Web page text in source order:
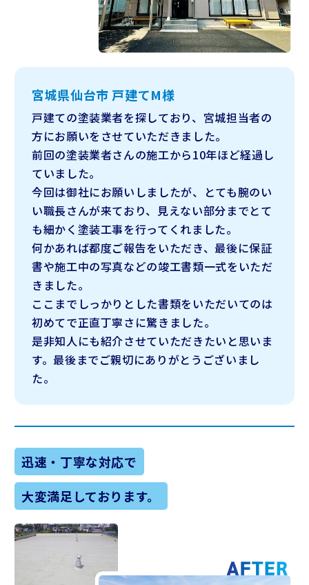
宮城県仙台市 戸建てM様
戸建ての塗装業者を探しており、宮城担当者の
方にお願いをさせていただきました。
前回の塗装業者さんの施工から10年ほど経過し
ていました。
今回は御社にお願いしましたが、とても腕のい
い職長さんが来ており、 見えない部分までとて
も細かく塗装工事を行ってくれました。
何かあれば都度ご報告をいただき、最後に保証
書や施工中の写真などの竣工書類一式をいただ
きました。
ここまでしっかりとした書類をいただいてのは
初めてで正直丁寧さに驚きました。
是非知人にも紹介させていただきたいと思いま
す。最後までご親切にありがとうございまし
た。
迅速・丁寧な対応で
大変満足しております。